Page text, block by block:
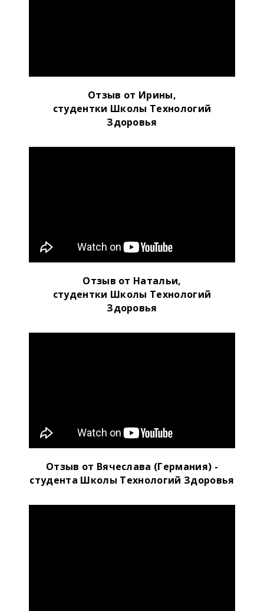
Отзыв от Ирины,
студентки Школы Технологий
Здоровья
Отзыв от Натальи,
студентки Школы Технологий
Здоровья
Отзыв от Вячеслава (Германия) -
студента Школы Технологий Здоровья